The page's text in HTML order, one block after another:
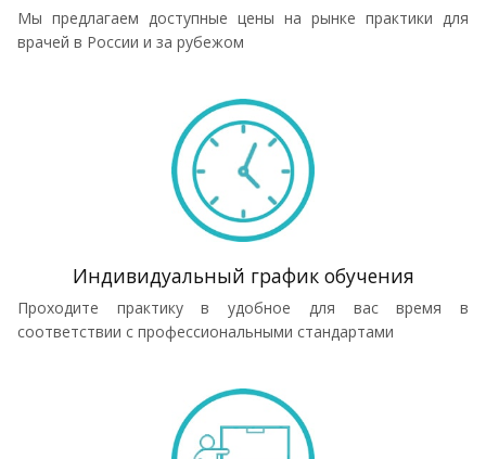
Мы предлагаем доступные цены на рынке практики для
врачей в России и за рубежом
Индивидуальный график обучения
Проходите практику в удобное для вас время в
соответствии с профессиональными стандартами